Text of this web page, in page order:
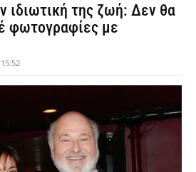
ιδιωτική της ζωή: Δεν θα
φωτογραφίες με